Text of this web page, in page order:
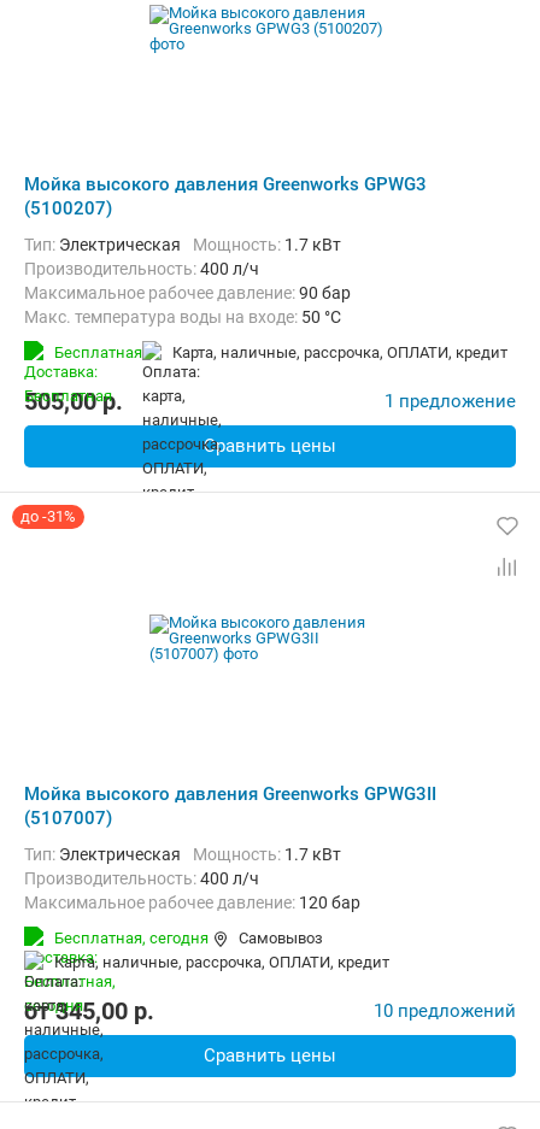
Мойка высокого давления Greenworks GPWG3
(5100207)
Тип: Электрическая Мощность: 1.7 кВт
Производительность:400 л/ч
Максимальное рабочее давление:90 бар
Макс. температура воды на входе: 50 °C
Длина шланга высокого давления :
Бесплатная карта, наличные, рассрочка, ОПЛАТИ, кредит
505,00p. 1 предложение
Сравнить цены
до -31%
Мойка высокого давления Greenworks GPWG3II
(5107007)
Тип: Электрическая Мощность: 1.7 кВт
Производительность:400 л/ч
Максимальное рабочее давление: 120 бар
Бесплатная, сегодня
Самовывоз
карта, наличные, рассрочка, ОПЛАТИ, кредит
от345,00 p. 10 предложений
Сравнить цены